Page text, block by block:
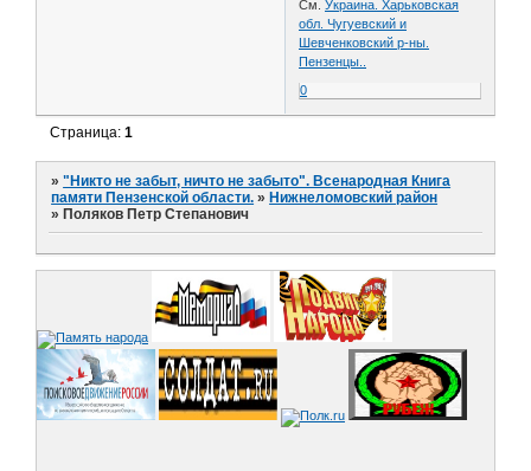
См.Украина. Харьковская
обл. Чугуевский и
Шевченковский р-ны.
Пензенцы..
0
Страница:1
»"Никто не забыт, ничто не забыто". Всенародная Книга
памяти Пензенской области. » Нижнеломовский район
» Поляков Петр Степанович